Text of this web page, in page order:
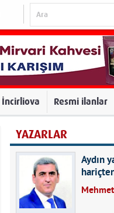
İncirliova Resmi ilanlar
YAZARLAR
Aydın